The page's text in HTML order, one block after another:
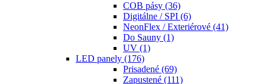
COB pásy (36)
Digitálne / SPI (6)
NeonFlex / Exteriérové (41)
Do Sauny (1)
UV (1)
LED panely (176)
Prisadené (69)
Zapustené (111)